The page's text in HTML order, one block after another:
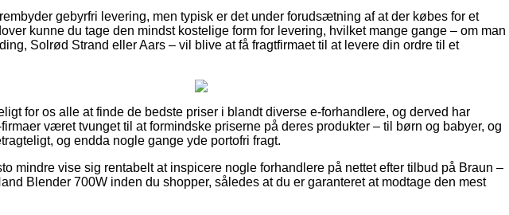
gebyrfri levering, men typisk er det under forudsætning af at der købes for et
kunne du tage den mindst kostelige form for levering, hvilket mange gange – om man
Solrød Strand eller Aars – vil blive at få fragtfirmaet til at levere din ordre til et
for os alle at finde de bedste priser i blandt diverse e-forhandlere, og derved har
været tvunget til at formindske priserne på deres produkter – til børn og babyer, og
og endda nogle gange yde portofri fragt.
mindre vise sig rentabelt at inspicere nogle forhandlere på nettet efter tilbud på Braun –
Blender 700W inden du shopper, således at du er garanteret at modtage den mest